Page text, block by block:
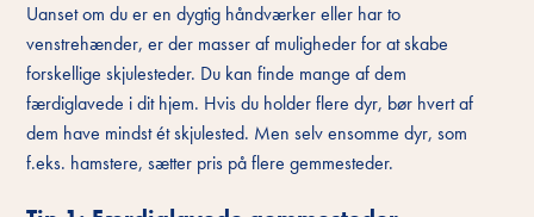
Uanset om du er en dygtig håndværker eller har to
venstrehænder, er der masser af muligheder for at skabe
forskellige skjulesteder. Du kan finde mange af dem
færdiglavede i dit hjem. Hvis du holder flere dyr, bør hvert af
dem have mindst ét skjulested. Men selv ensomme dyr, som
f.eks. hamstere, sætter pris på flere gemmesteder.